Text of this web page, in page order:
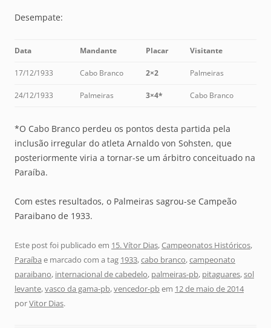
Desempate:
Data Mandante Placar Visitante
17/12/1933 Cabo Branco 2×2 Palmeiras
24/12/1933 Palmeiras 3×4* Cabo Branco
*O Cabo Branco perdeu os pontos desta partida pela
inclusão irregular do atleta Arnaldo von Sohsten, que
posteriormente viria a tornar-se um árbitro conceituado na
Paraíba.
Com estes resultados, o Palmeiras sagrou-se Campeão
Paraibano de 1933.
Este post foi publicado em 15. Vítor Dias,Campeonatos Históricos,
Paraíba e marcado com a tag 1933,cabo branco,campeonato
paraibano, internacional de cabedelo, palmeiras-pb, pitaguares,sol
levante,vasco da gama-pb,vencedor-pbem 12 de maio de 2014
porVitor Dias.